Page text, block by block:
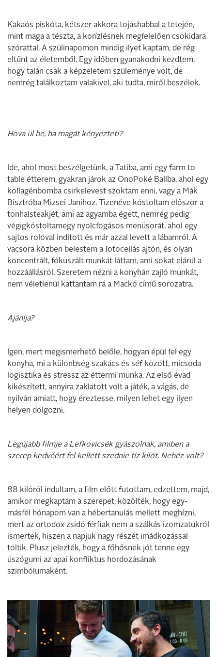
Kakaós piskóta, kétszer akkora tojáshabbal a tetején,
mint maga a tészta, a korízlésnek megfelelően csokidara
szórattal. A szülinapomon mindig ilyet kaptam, de rég
eltűnt az életemből. Egy időben gyanakodni kezdtem,
hogy talán csak a képzeletem szüleménye volt, de
nemrég találkoztam valakivel, aki tudta, miről beszélek.
Hova ül be, ha magát kényezteti?
Ide, ahol most beszélgetünk, a Tatiba, ami egy farm to
table étterem, gyakran járok az OnoPoké Ballba, ahol egy
kollagénbomba csirkelevest szoktam enni, vagy a Mák
Bisztróba Mizsei Janihoz. Tizenéve kóstoltam először a
tonhalsteakjét, ami az agyamba égett, nemrég pedig
végigkóstoltamegy nyolcfogásos menüsorát, ahol egy
sajtos rolóval indított és már azzal levett a lábamról. A
vacsora közben belestem a fotocellás ajtón, és olyan
koncentrált, fókuszált munkát láttam, ami sokat elárul a
hozzáállásról. Szeretem nézni a konyhán zajló munkát,
nem véletlenül kattantam rá a Mackó című sorozatra.
Ajánlja?
Igen, mert megismerhető belőle, hogyan épül fel egy
konyha, mi a különbség szakács és séf között, micsoda
logisztika és stressz az éttermi munka. Az első évad
kikészített, annyira zaklatott volt a játék, a vágás, de
nyilván amiatt, hogy éreztesse, milyen lehet egy ilyen
helyen dolgozni.
Legújabb filmje a Lefkovicsék gyászolnak, amiben a
szerep kedvéért fel kellett szednie tíz kilót. Nehéz volt?
88 kilóról indultam, a film előtt futottam, edzettem, majd,
amikor megkaptam a szerepet, közölték, hogy egy-
másfél hónapom van a hébertanulás mellett meghízni,
mert az ortodox zsidó férfiak nem a szálkás izomzatukról
ismertek, hiszen a napjuk nagy részét imádkozással
töltik. Plusz jelezték, hogy a főhősnek jót tenne egy
úszógumi az apai konfliktus hordozásának
szimbólumaként.